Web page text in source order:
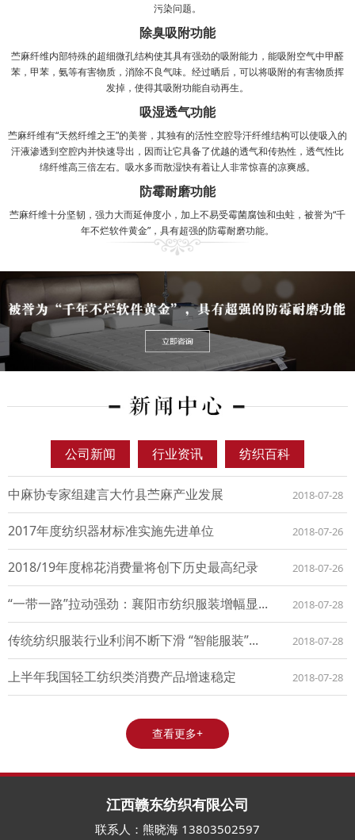
污染问题。
除臭吸附功能
苎麻纤维内部特殊的超细微孔结构使其具有强劲的吸附能力，能吸附空气中甲醛
苯，甲苯，氨等有害物质，消除不良气味。经过晒后，可以将吸附的有害物质挥
发掉，使得其吸附功能自动再生。
吸湿透气功能
苎麻纤维有“天然纤维之王”的美誉，其独有的活性空腔导汗纤维结构可以使吸入的
汗液渗透到空腔内并快速导出，因而让它具备了优越的透气和传热性，透气性比
绵纤维高三倍左右。吸水多而散湿快有着让人非常惊喜的凉爽感。
防霉耐磨功能
苎麻纤维十分坚韧，强力大而延伸度小，加上不易受霉菌腐蚀和虫蛀，被誉为“千
年不烂软件黄金”，具有超强的防霉耐磨功能。
公司新闻 行业资讯 纺织百科
中麻协专家组建言大竹县苎麻产业发展 2018-07-28
2017年度纺织器材标准实施先进单位 2018-07-26
2018/19年度棉花消费量将创下历史最高纪录 2018-07-26
“一带一路”拉动强劲：襄阳市纺织服装增幅显... 2018-07-28
传统纺织服装行业利润不断下滑 “智能服装”... 2018-07-28
上半年我国轻工纺织类消费产品增速稳定 2018-07-28
查看更多+
江西赣东纺织有限公司
联系人：熊晓海 13803502597